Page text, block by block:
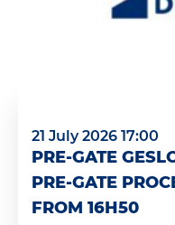
21 July 2026 17:00
PRE-GATE
PRE-GATE
FROM 16H50